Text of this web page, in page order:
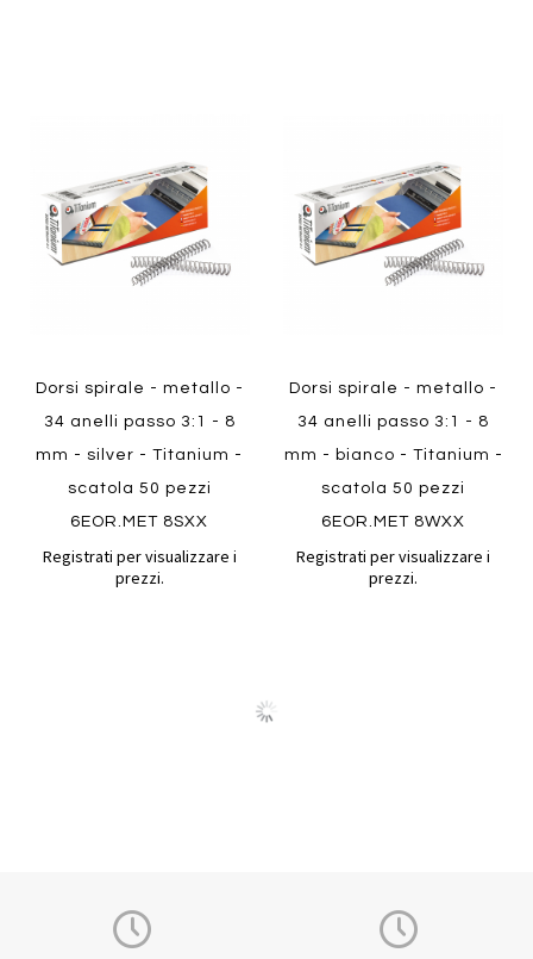
Quickview Quickview
preferiti
Dorsi spirale - metallo -
34 anelli passo 3:1 - 8
mm - silver - Titanium -
scatola 50 pezzi
6EOR.MET 8SXX
Registrati per visualizzare i
prezzi.
preferiti
Dorsi spirale - metallo -
34 anelli passo 3:1 - 8
mm - bianco - Titanium -
scatola 50 pezzi
6EOR.MET 8WXX
Registrati per visualizzare i
prezzi.